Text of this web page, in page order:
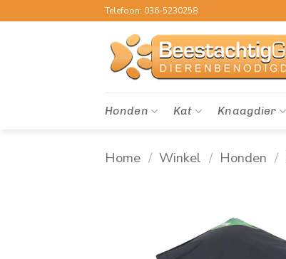
naar
Telefoon: 036-5230258
Honden Kat Knaagdier
Home / Winkel / Honden /